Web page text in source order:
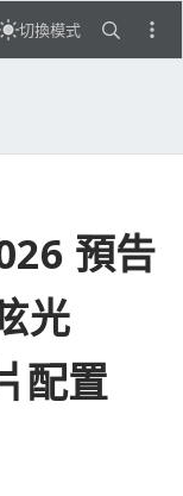
切換模式
預告
光
配置